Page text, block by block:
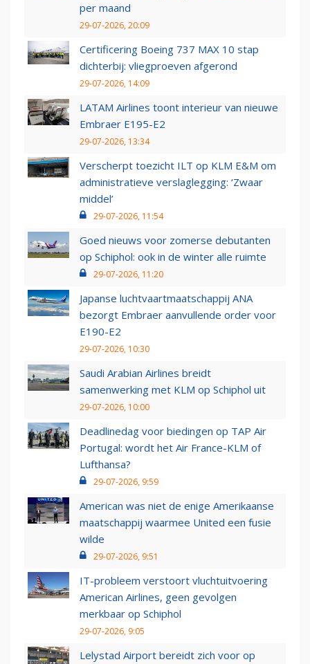
per maand
29-07-2026, 20:09
Certificering Boeing 737 MAX 10 stap
dichterbij: vliegproeven afgerond
29-07-2026, 14:09
LATAM Airlines toont interieur van nieuwe
Embraer E195-E2
29-07-2026, 13:34
Verscherpt toezicht ILT op KLM E&M om
administratieve verslaglegging: ‘Zwaar
middel’
29-07-2026, 11:54
Goed nieuws voor zomerse debutanten
op Schiphol: ook in de winter alle ruimte
29-07-2026, 11:20
Japanse luchtvaartmaatschappij ANA
bezorgt Embraer aanvullende order voor
E190-E2
29-07-2026, 10:30
Saudi Arabian Airlines breidt
samenwerking met KLM op Schiphol uit
29-07-2026, 10:00
Deadlinedag voor biedingen op TAP Air
Portugal: wordt het Air France-KLM of
Lufthansa?
29-07-2026, 9:59
American was niet de enige Amerikaanse
maatschappij waarmee United een fusie
wilde
29-07-2026, 9:51
IT-probleem verstoort vluchtuitvoering
American Airlines, geen gevolgen
merkbaar op Schiphol
29-07-2026, 9:05
Lelystad Airport bereidt zich voor op